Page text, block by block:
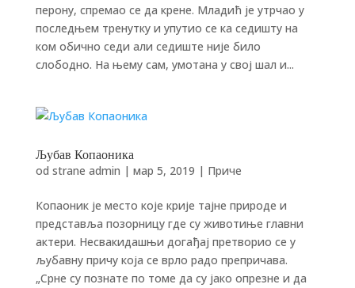
перону, спремао се да крене. Младић је утрчао у
последњем тренутку и упутио се ка седишту на
ком обично седи али седиште није било
слободно. На њему сам, умотана у свој шал и...
Љубав Копаоника
od strane admin | мар 5, 2019 | Приче
Копаоник је место које крије тајне природе и
представља позорницу где су животиње главни
актери. Несвакидашњи догађај претворио се у
љубавну причу која се врло радо препричава.
„Срне су познате по томе да су јако опрезне и да